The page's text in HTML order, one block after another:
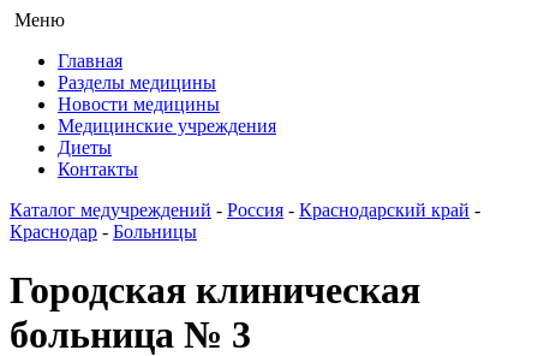
Меню
Главная
Разделы медицины
Новости медицины
Медицинские учреждения
Диеты
Контакты
Каталог медучреждений - Россия - Краснодарский край -
Краснодар - Больницы
Городская клиническая
больница № 3